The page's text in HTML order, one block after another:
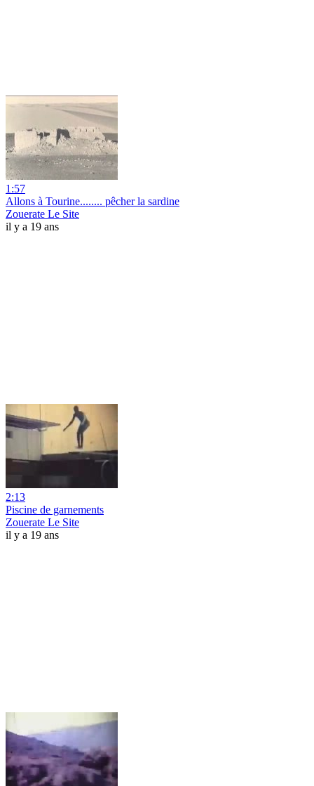
1:57
Allons à Tourine........ pêcher la sardine
Zouerate Le Site
il y a 19 ans
2:13
Piscine de garnements
Zouerate Le Site
il y a 19 ans